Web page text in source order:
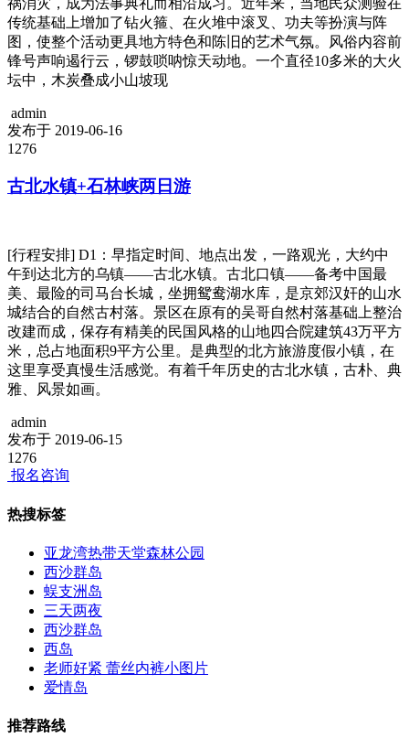
祸消灾，成为法事典礼而相沿成习。近年来，当地民众测验在
传统基础上增加了钻火箍、在火堆中滚叉、功夫等扮演与阵
图，使整个活动更具地方特色和陈旧的艺术气氛。风俗内容前
锋号声响遏行云，锣鼓唢呐惊天动地。一个直径10多米的大火
坛中，木炭叠成小山坡现
admin
发布于 2019-06-16
1276
古北水镇+石林峡两日游
[行程安排] D1：早指定时间、地点出发，一路观光，大约中
午到达北方的乌镇——古北水镇。古北口镇——备考中国最
美、最险的司马台长城，坐拥鸳鸯湖水库，是京郊汉奸的山水
城结合的自然古村落。景区在原有的吴哥自然村落基础上整治
改建而成，保存有精美的民国风格的山地四合院建筑43万平方
米，总占地面积9平方公里。是典型的北方旅游度假小镇，在
这里享受真慢生活感觉。有着千年历史的古北水镇，古朴、典
雅、风景如画。
admin
发布于 2019-06-15
1276
报名咨询
热搜标签
亚龙湾热带天堂森林公园
西沙群岛
蜈支洲岛
三天两夜
西沙群岛
西岛
老师好紧 蕾丝内裤小图片
爱情岛
推荐路线